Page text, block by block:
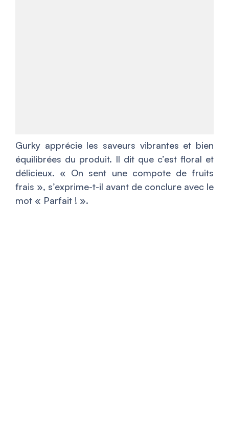
Gurky apprécie les saveurs vibrantes et bien
équilibrées du produit. Il dit que c’est floral et
délicieux. « On sent une compote de fruits
frais », s’exprime-t-il avant de conclure avec le
mot « Parfait ! ».